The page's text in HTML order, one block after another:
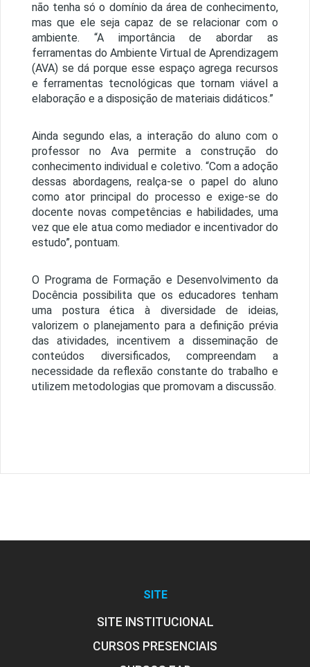
não tenha só o domínio da área de conhecimento,
mas que ele seja capaz de se relacionar com o
ambiente. “A importância de abordar as
ferramentas do Ambiente Virtual de Aprendizagem
(AVA) se dá porque esse espaço agrega recursos
e ferramentas tecnológicas que tornam viável a
elaboração e a disposição de materiais didáticos.”
Ainda segundo elas, a interação do aluno com o
professor no Ava permite a construção do
conhecimento individual e coletivo. “Com a adoção
dessas abordagens, realça-se o papel do aluno
como ator principal do processo e exige-se do
docente novas competências e habilidades, uma
vez que ele atua como mediador e incentivador do
estudo”, pontuam.
O Programa de Formação e Desenvolvimento da
Docência possibilita que os educadores tenham
uma postura ética à diversidade de ideias,
valorizem o planejamento para a definição prévia
das atividades, incentivem a disseminação de
conteúdos diversificados, compreendam a
necessidade da reflexão constante do trabalho e
utilizem metodologias que promovam a discussão.
SITE
SITE INSTITUCIONAL
CURSOS PRESENCIAIS